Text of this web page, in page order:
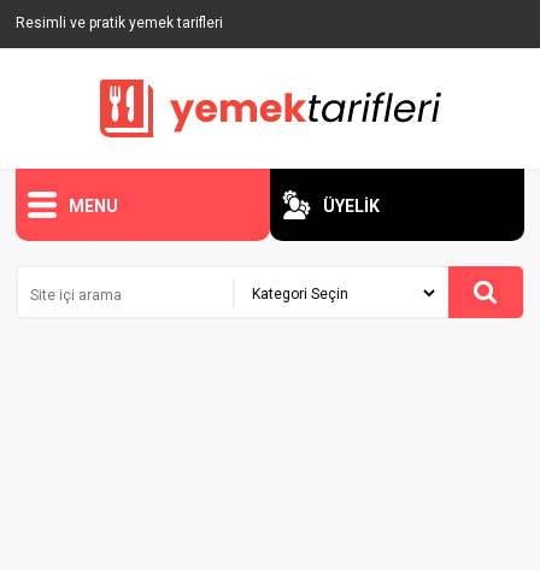
Resimli ve pratik yemek tarifleri
MENU ÜYELİK